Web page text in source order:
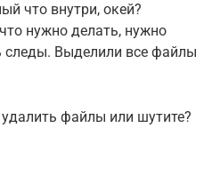
что внутри, окей?
нужно делать, нужно
следы. Выделили все файлы
файлы или шутите?